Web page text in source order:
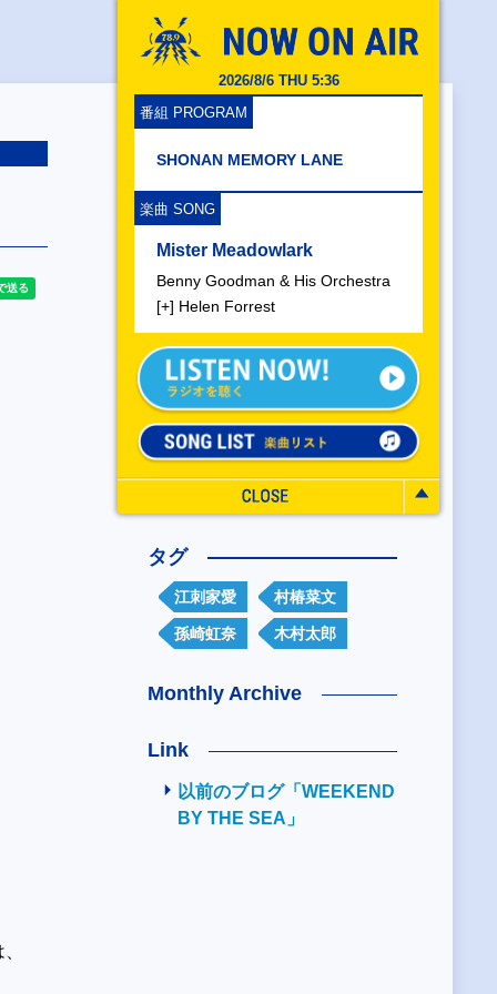
2026/8/6 THU 5:36
番組 PROGRAM
SHONAN MEMORY LANE
楽曲 SONG
Mister Meadowlark
Benny Goodman & His Orchestra
[+] Helen Forrest
タグ
江刺家愛 村椿菜文
孫崎虹奈 木村太郎
Monthly Archive
Link
以前のブログ「WEEKEND
BY THE SEA」